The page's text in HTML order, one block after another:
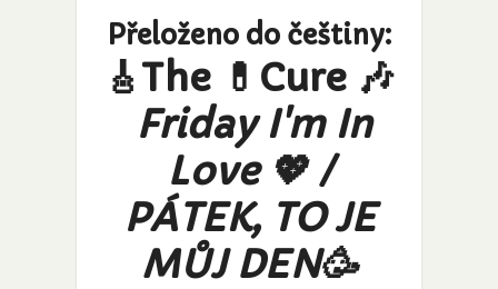
Přeloženo do češtiny:
🎸The 💊Cure 🎶
Friday I'm In
Love 💖 /
PÁTEK, TO JE
MŮJ DEN🥳